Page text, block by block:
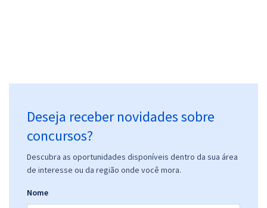
Deseja receber novidades sobre
concursos?
Descubra as oportunidades disponíveis dentro da sua área
de interesse ou da região onde você mora.
Nome